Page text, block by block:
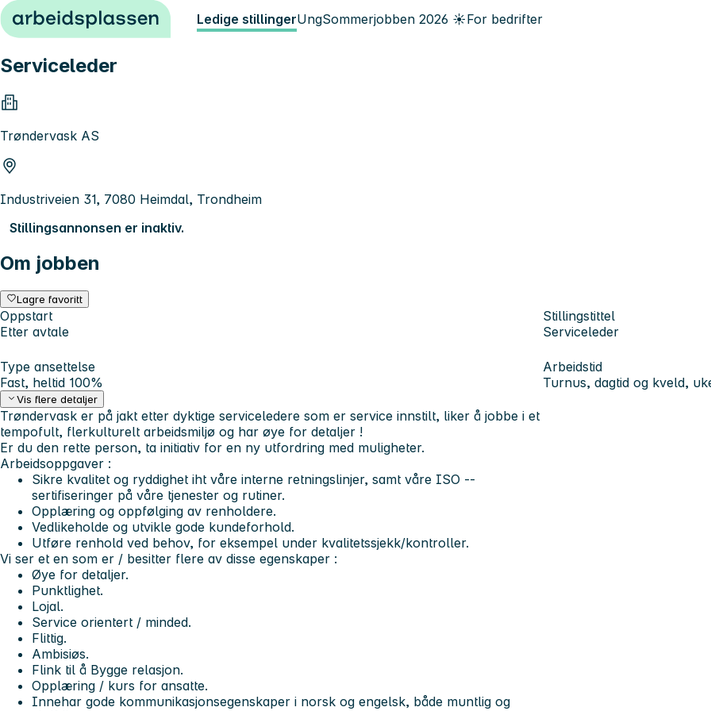
Hopp til innhold Ledige stillingerUngSommerjobben 2026 ☀️For bedrifter
Serviceleder
Trøndervask AS
Industriveien 31, 7080 Heimdal, Trondheim
Stillingsannonsen er inaktiv.
Om jobben
Lagre favoritt
Oppstart
Etter avtale
Stillingstittel
Serviceleder
Type ansettelse
Fast, heltid 100%
Arbeidstid
Turnus, dagtid og kveld,
Vis flere detaljer
Trøndervask er på jakt etter dyktige serviceledere som er service innstilt, liker å jobbe i et
tempofult, flerkulturelt arbeidsmiljø og har øye for detaljer !
Er du den rette person, ta initiativ for en ny utfordring med muligheter.
Arbeidsoppgaver :
Sikre kvalitet og ryddighet iht våre interne retningslinjer, samt våre ISO --
sertifiseringer på våre tjenester og rutiner.
Opplæring og oppfølging av renholdere.
Vedlikeholde og utvikle gode kundeforhold.
Utføre renhold ved behov, for eksempel under kvalitetssjekk/kontroller.
Vi ser et en som er / besitter flere av disse egenskaper :
Øye for detaljer.
Punktlighet.
Lojal.
Service orientert / minded.
Flittig.
Ambisiøs.
Flink til å Bygge relasjon.
Opplæring / kurs for ansatte.
Innehar gode kommunikasjonsegenskaper i norsk og engelsk, både muntlig og